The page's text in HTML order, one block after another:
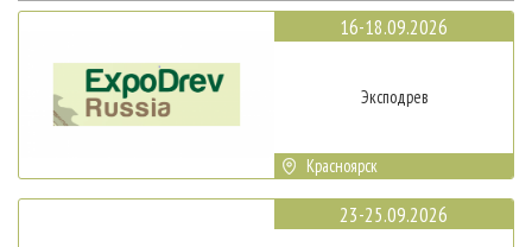
16-18.09.2026
Эксподрев
Красноярск
23-25.09.2026